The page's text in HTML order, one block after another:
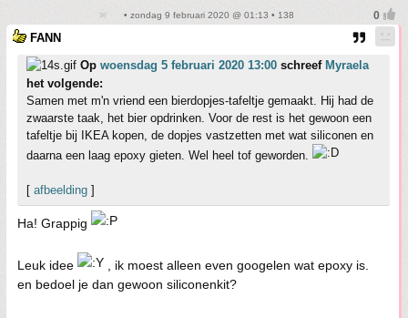
• zondag 9 februari 2020 @ 01:13 • 138
FANN
Op woensdag 5 februari 2020 13:00 schreef Myraela
het volgende:
Samen met m'n vriend een bierdopjes-tafeltje gemaakt. Hij had de
zwaarste taak, het bier opdrinken. Voor de rest is het gewoon een
tafeltje bij IKEA kopen, de dopjes vastzetten met wat siliconen en
daarna een laag epoxy gieten. Wel heel tof geworden.
[ afbeelding ]
Ha! Grappig
Leuk idee
, ik moest alleen even googelen wat epoxy is.
en bedoel je dan gewoon siliconenkit?